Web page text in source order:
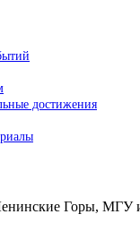
достижения
Горы,